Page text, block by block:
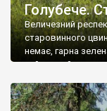
Голубече.
Величезний
старовинного
немає, гарна
найкращий
бруньками, кози
делікатес. На